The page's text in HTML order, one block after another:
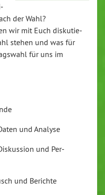
der Wahl?
wir mit Euch dis­ku­tie­
stehen und was für
für uns im
und Analyse
und Per­
und Berichte